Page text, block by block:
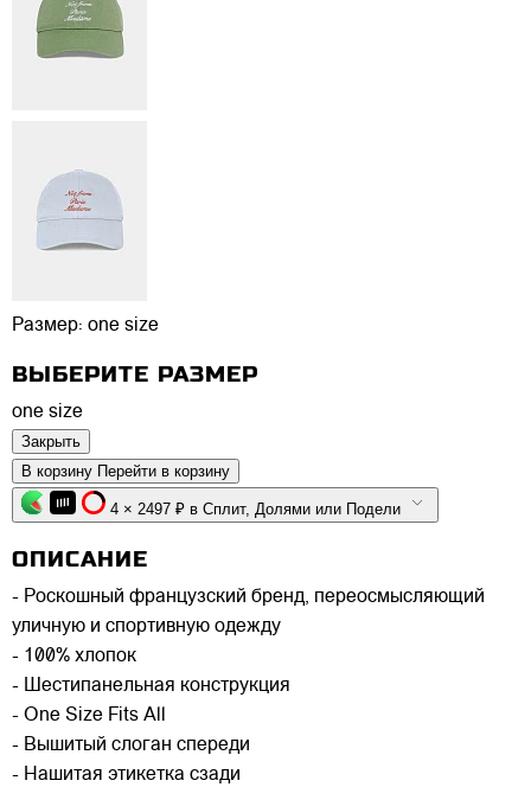
Размер: one size
ВЫБЕРИТЕ РАЗМЕР
one size
Закрыть
В корзину Перейти в корзину
4 × 2497 ₽ в Сплит, Долями или Подели
ОПИСАНИЕ
- Роскошный французский бренд, переосмысляющий
уличную и спортивную одежду
- 100% хлопок
- Шестипанельная конструкция
- One Size Fits All
- Вышитый слоган спереди
- Нашитая этикетка сзади